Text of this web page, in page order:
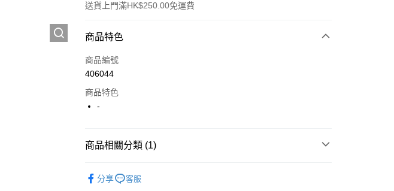
送貨上門滿HK$250.00免運費
付款方式
信用卡
JD京東物流，訂單確認發貨後2-4個工作天送達
商品特色
商品編號
406044
商品特色
-
商品相關分類 (1)
分享
客服